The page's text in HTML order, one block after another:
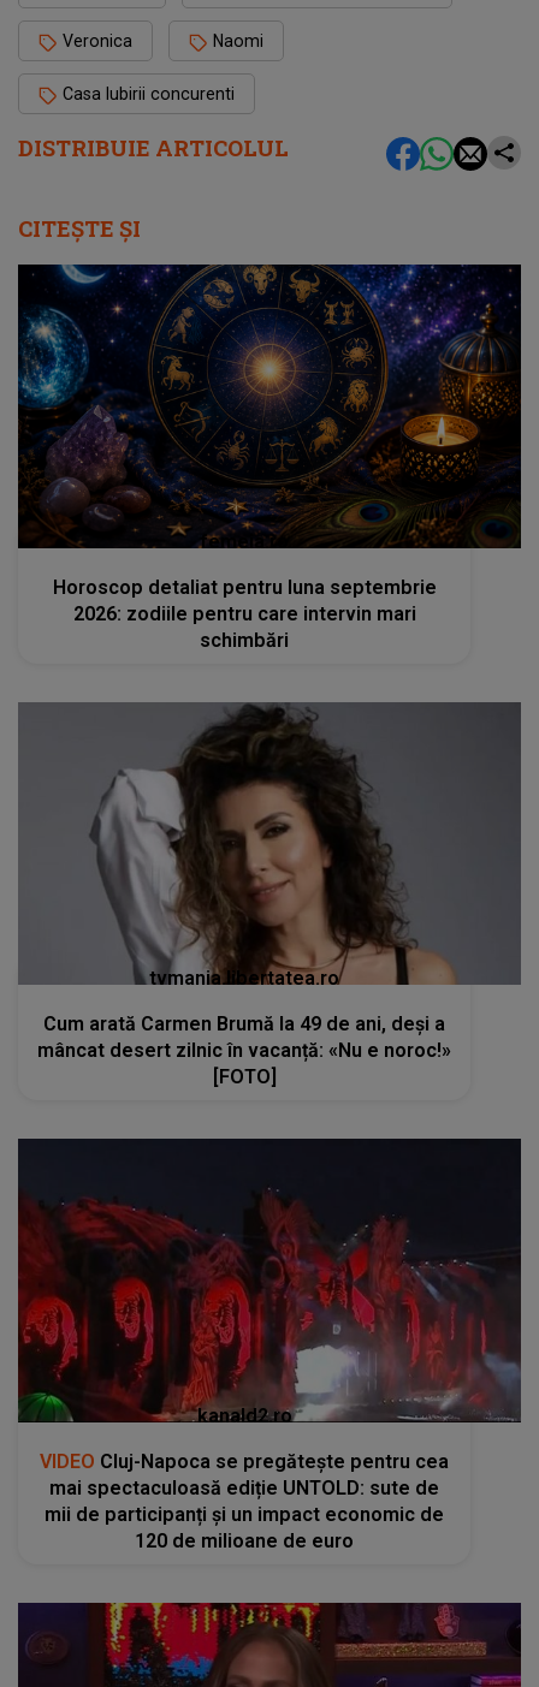
DISTRIBUIE ARTICOLUL
Veronica Naomi
Casa Iubirii concurenti
CITEȘTE ȘI
femeia.ro
Horoscop detaliat pentru luna septembrie
2026: zodiile pentru care intervin mari
schimbări
tvmania.libertatea.ro
Cum arată Carmen Brumă la 49 de ani, deși a
mâncat desert zilnic în vacanță: «Nu e noroc!»
[FOTO]
kanald2.ro
VIDEO Cluj-Napoca se pregătește pentru cea
mai spectaculoasă ediție UNTOLD: sute de
mii de participanți și un impact economic de
120 de milioane de euro